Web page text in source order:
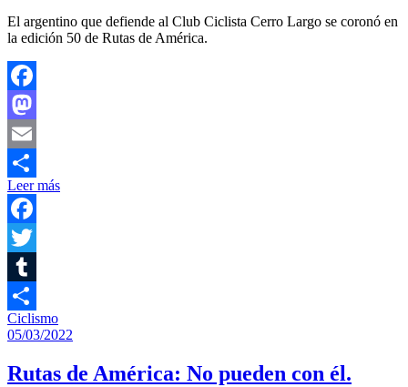
El argentino que defiende al Club Ciclista Cerro Largo se coronó en
la edición 50 de Rutas de América.
Facebook
Mastodon
Email
Compartir
Leer más
Facebook
Twitter
Tumblr
Compartir
Ciclismo
05/03/2022
Rutas de América: No pueden con él.